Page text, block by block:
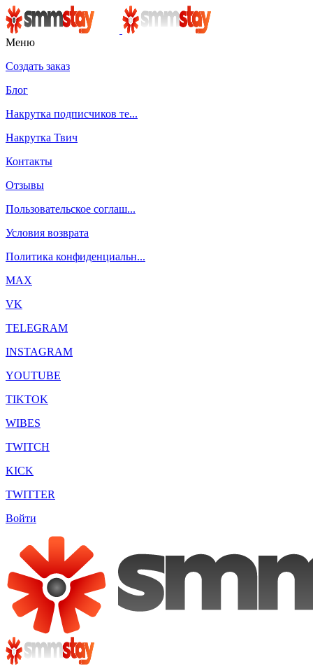
Меню
Создать заказ
Блог
Накрутка подписчиков те...
Накрутка Твич
Контакты
Отзывы
Пользовательское соглаш...
Условия возврата
Политика конфиденциальн...
MAX
VK
TELEGRAM
INSTAGRAM
YOUTUBE
TIKTOK
WIBES
TWITCH
KICK
TWITTER
Войти